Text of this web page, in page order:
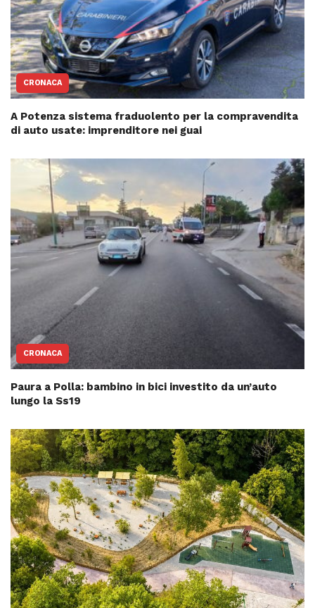
CRONACA
A Potenza sistema fraduolento per la compravendita
di auto usate: imprenditore nei guai
CRONACA
Paura a Polla: bambino in bici investito da un’auto
lungo la Ss19